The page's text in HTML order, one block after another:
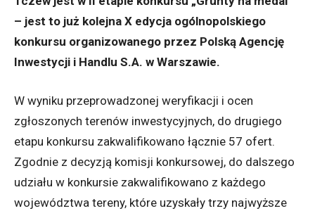
– jest to już kolejna X edycja ogólnopolskiego
konkursu organizowanego przez Polską Agencję
Inwestycji i Handlu S.A. w Warszawie.
W wyniku przeprowadzonej weryfikacji i ocen
zgłoszonych terenów inwestycyjnych, do drugiego
etapu konkursu zakwalifikowano łącznie 57 ofert.
Zgodnie z decyzją komisji konkursowej, do dalszego
udziału w konkursie zakwalifikowano z każdego
województwa tereny, które uzyskały trzy najwyższe